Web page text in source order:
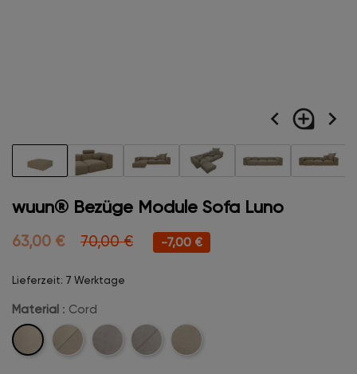
navigate_before loupe navigate_next
wuun® Bezüge Module Sofa Luno
63,00 € 70,00 € -7,00 €
Lieferzeit: 7 Werktage
Material : Cord
Cord
Cord-
Velvet
Velvet- Boucle